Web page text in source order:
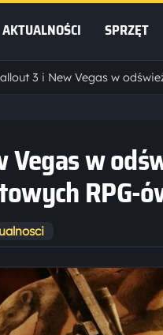
AKTUALNOŚCI SPRZĘT
Vegas w
RPG-